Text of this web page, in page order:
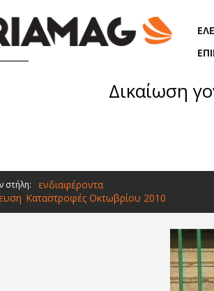
Δικαίωση
στήλη: ενδιαφέροντα
, Καταστροφές Οκτωβρίου 2010